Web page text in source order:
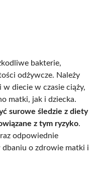
bakterie,
odżywcze. Należy
diecie w czasie ciąży,
matki, jak i dziecka.
surowe śledzie z diety
z tym ryzyko.
odpowiednie
o zdrowie matki i